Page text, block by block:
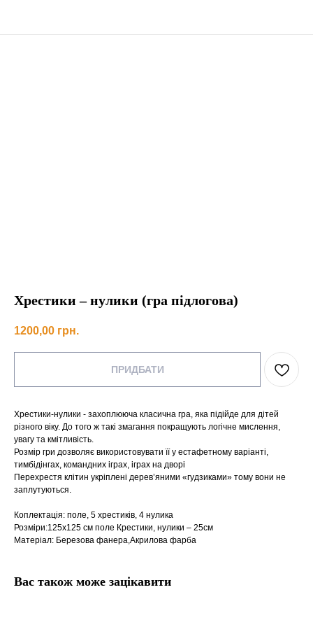
Хрестики – нулики (гра підлогова)
1200,00 грн.
ПРИДБАТИ
Хрестики-нулики - захоплююча класична гра, яка підійде для дітей
різного віку. До того ж такі змагання покращують логічне мислення,
увагу та кмітливість.
Розмір гри дозволяє використовувати її у естафетному варіанті,
тимбідінгах, командних іграх, іграх на дворі
Перехрестя клітин укріплені дерев’яними «гудзиками» тому вони не
заплутуються.
Коплектація: поле, 5 хрестиків, 4 нулика
Розміри:125х125 см поле Крестики, нулики – 25см
Матеріал: Березова фанера,Акрилова фарба
Вас також може зацікавити